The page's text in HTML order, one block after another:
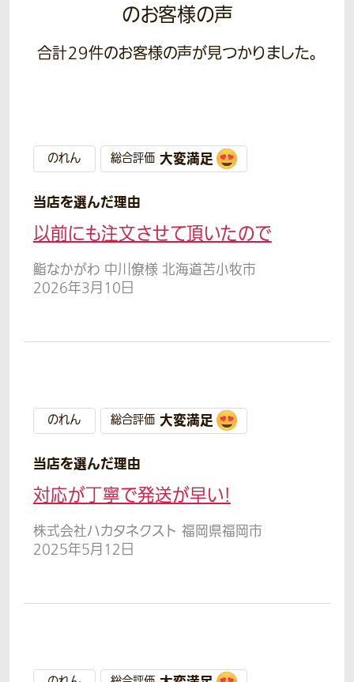
のお客様の声
合計29件のお客様の声が見つかりました。
のれん 総合評価 大変満足
当店を選んだ理由
以前にも注文させて頂いたので
鮨なかがわ 中川僚様 北海道苫小牧市
2026年3月10日
のれん 総合評価 大変満足
当店を選んだ理由
対応が丁寧で発送が早い!
株式会社ハカタネクスト 福岡県福岡市
2025年5月12日